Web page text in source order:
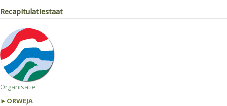
Recapitulatiestaat
Organisatie
►ORWEJA